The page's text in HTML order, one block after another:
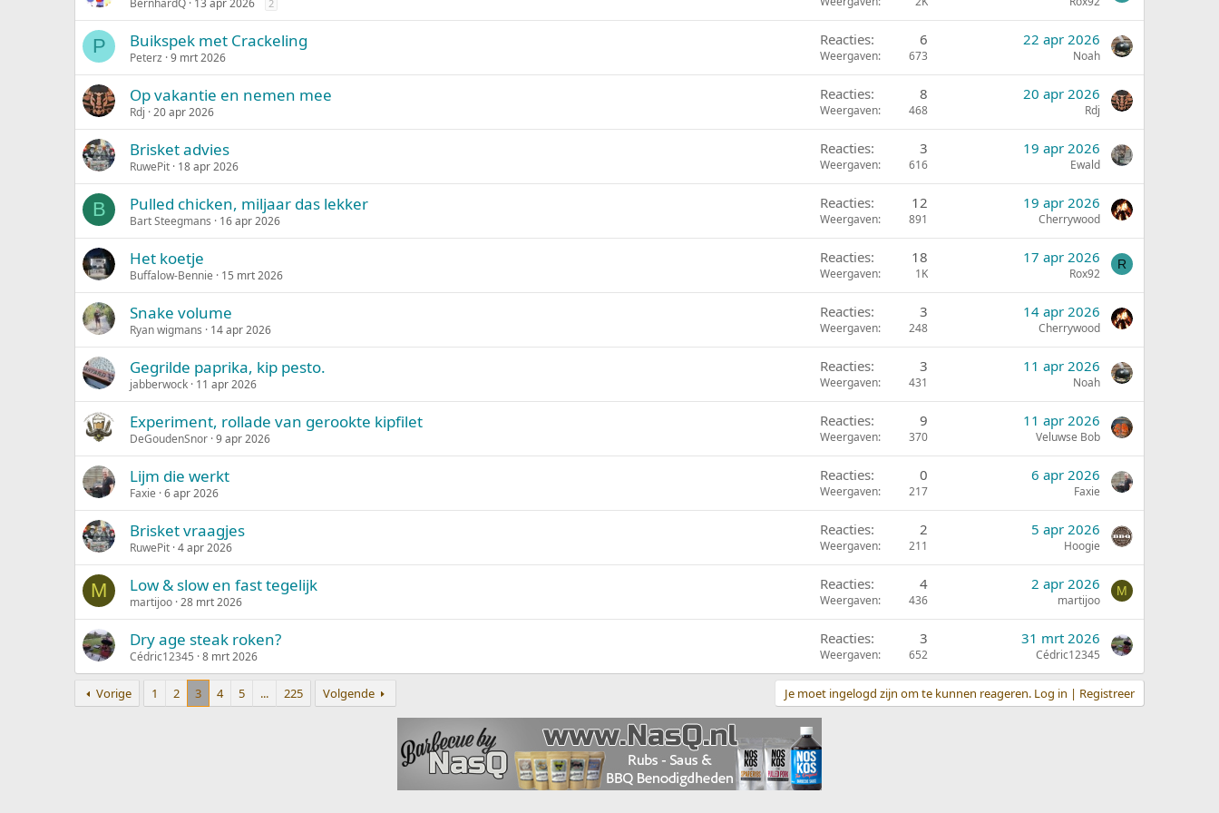
BernhardQ 13 apr 2026 2
P Buikspek met Crackeling
Peterz 9 mrt 2026
Reacties 6
Weergaven 673
22 apr 2026
Noah
Op vakantie en nemen mee
Rdj 20 apr 2026
Reacties 8
Weergaven 468
20 apr 2026
Rdj
Brisket advies
RuwePit 18 apr 2026
Reacties 3
Weergaven 616
19 apr 2026
Ewald
B Pulled chicken, miljaar das lekker
Bart Steegmans 16 apr 2026
Reacties 12
Weergaven 891
19 apr 2026
Cherrywood
Het koetje
Buffalow-Bennie 15 mrt 2026
Reacties 18
Weergaven 1K
17 apr 2026
Rox92
R
Snake volume
Ryan wigmans 14 apr 2026
Reacties 3
Weergaven 248
14 apr 2026
Cherrywood
Gegrilde paprika, kip pesto.
jabberwock 11 apr 2026
Reacties 3
Weergaven 431
11 apr 2026
Noah
Experiment, rollade van gerookte kipfilet
DeGoudenSnor 9 apr 2026
Reacties 9
Weergaven 370
11 apr 2026
Veluwse Bob
Lijm die werkt
Faxie 6 apr 2026
Reacties 0
Weergaven 217
6 apr 2026
Faxie
Brisket vraagjes
RuwePit 4 apr 2026
Reacties 2
Weergaven 211
5 apr 2026
Hoogie
M Low & slow en fast tegelijk
martijoo 28 mrt 2026
Reacties 4
Weergaven 436
2 apr 2026
martijoo
M
Dry age steak roken?
Cédric12345 8 mrt 2026
Reacties 3
Weergaven 652
31 mrt 2026
Cédric12345
Vorige 1 2 3 4 5 ... 225 Volgende Je moet ingelogd zijn om te kunnen reageren. Log in | Registreer